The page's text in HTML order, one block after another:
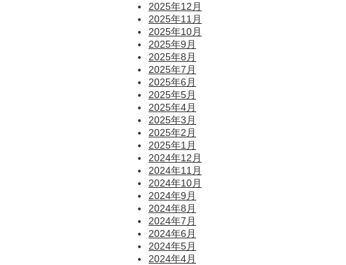
2025年12月
2025年11月
2025年10月
2025年9月
2025年8月
2025年7月
2025年6月
2025年5月
2025年4月
2025年3月
2025年2月
2025年1月
2024年12月
2024年11月
2024年10月
2024年9月
2024年8月
2024年7月
2024年6月
2024年5月
2024年4月